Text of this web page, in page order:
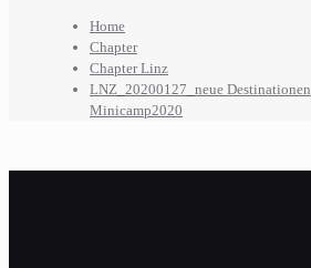
Home
Chapter
Chapter Linz
LNZ_20200127_neue Destinationen
Minicamp2020